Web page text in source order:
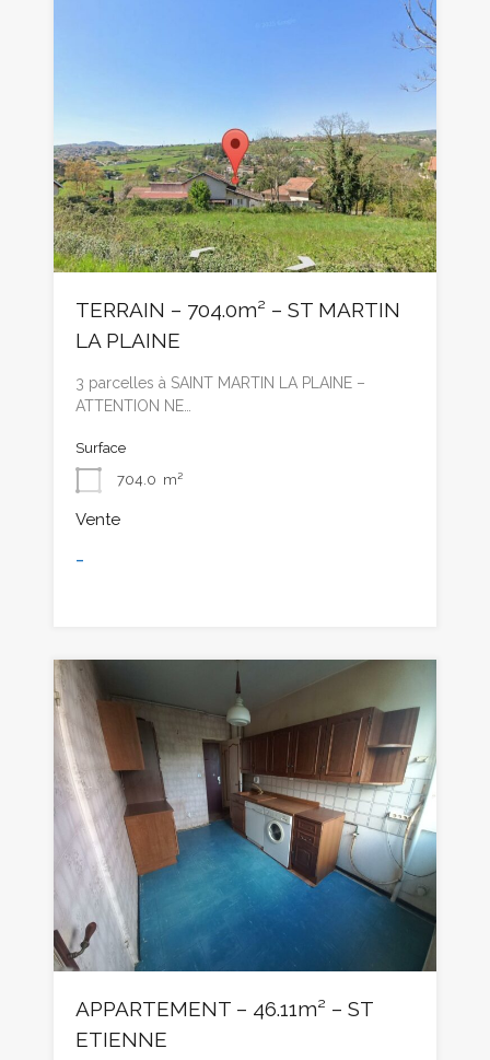
TERRAIN – 704.0m² – ST MARTIN
LA PLAINE
3 parcelles à SAINT MARTIN LA PLAINE –
ATTENTION NE…
Surface
704.0 m²
Vente
-
APPARTEMENT – 46.11m² – ST
ETIENNE